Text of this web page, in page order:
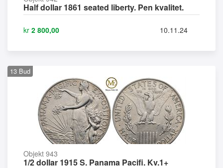
Half dollar 1861 seated liberty. Pen kvalitet.
kr 2 800,00 10.11.24
13 Bud
Objekt 943
1/2 dollar 1915 S. Panama Pacifi. Kv.1+